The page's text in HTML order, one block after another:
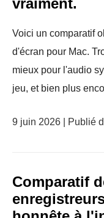
vraiment.
Voici un comparatif
d'écran pour Mac.
mieux pour l'audio
jeu, et bien plus
9 juin 2026 | Publié
Comparatif